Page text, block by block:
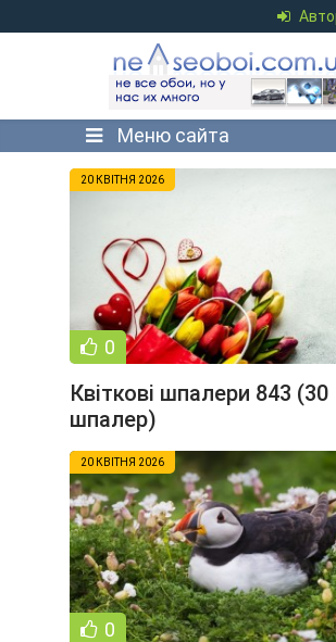
Меню сайта
20 КВІТНЯ 2026
0
Квіткові шпалери 843 (30
шпалер)
20 КВІТНЯ 2026
0